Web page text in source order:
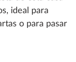
ideal para
o para pasar